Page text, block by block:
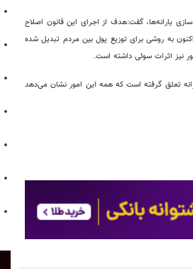
یارانه‌ها، گفت:هدف از اجرای این قانون اصلاح
به روشی برای توزیع پول بین مردم تبدیل شده
نیز اثرات سوئی داشته است.
تعلق گرفته است که همه این امور نشان می‌دهد